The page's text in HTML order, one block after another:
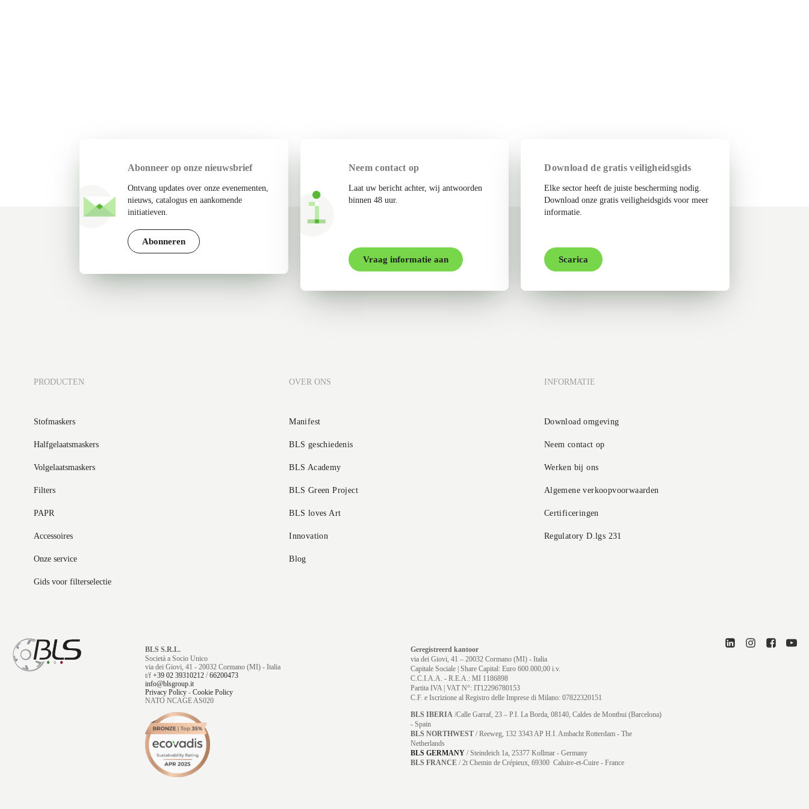
Abonneer op onze nieuwsbrief
Ontvang updates over onze evenementen,
nieuws, catalogus en aankomende
initiatieven.
Abonneren
Neem contact op
Laat uw bericht achter, wij antwoorden
binnen 48 uur.
Vraag informatie aan
Download de gratis veiligheidsgids
Elke sector heeft de juiste bescherming nodig.
Download onze gratis veiligheidsgids voor meer
informatie.
Scarica
PRODUCTEN
Stofmaskers
Halfgelaatsmaskers
Volgelaatsmaskers
Filters
PAPR
Accessoires
Onze service
Gids voor filterselectie
OVER ONS
Manifest
BLS geschiedenis
BLS Academy
BLS Green Project
BLS loves Art
Innovation
Blog
INFORMATIE
Download omgeving
Neem contact op
Werken bij ons
Algemene verkoopvoorwaarden
Certificeringen
Regulatory D.lgs 231
BLS S.R.L.
Società a Socio Unico
via dei Giovi, 41 - 20032 Cormano (MI) - Italia
t/f +39 02 39310212/66200473
info@blsgroup.it
Privacy Policy- Cookie Policy
NATO NCAGE AS020
Geregistreerd kantoor
via dei Giovi, 41 – 20032 Cormano (MI) - Italia
Capitale Sociale | Share Capital: Euro 600.000,00 i.v.
C.C.I.A.A. - R.E.A.: MI 1186898
Partita IVA | VAT N°: IT12296780153
C.F. e Iscrizione al Registro delle Imprese di Milano: 07822320151
BLS IBERIA/Calle Garraf, 23 – P.I. La Borda, 08140, Caldes de Montbui (Barcelona)
- Spain
BLS NORTHWEST/ Reeweg, 132 3343 AP H.I. Ambacht Rotterdam - The
Netherlands
BLS GERMANY/Steindeich 1a, 25377 Kollmar- Germany
BLS FRANCE/ 2t Chemin de Crépieux, 69300 Caluire-et-Cuire - France